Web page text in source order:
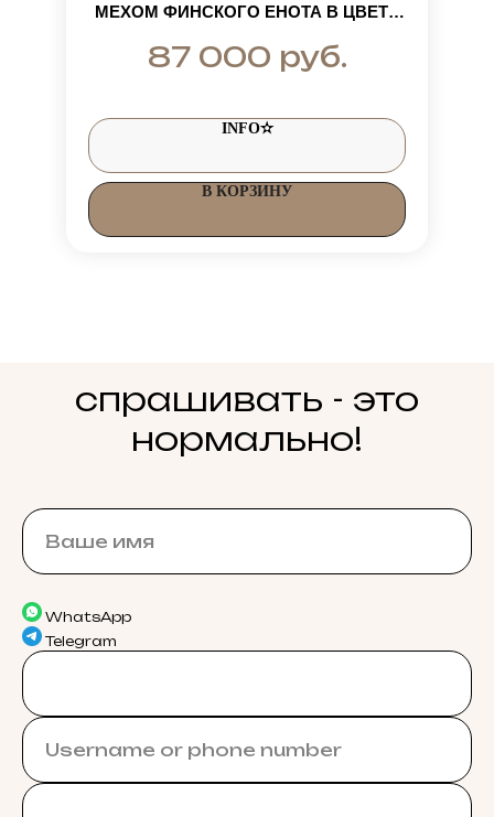
МЕХОМ ФИНСКОГО ЕНОТА В ЦВЕТЕ
87 000 руб.
INFO✫
В КОРЗИНУ
спрашивать - это
нормально!
WhatsApp
Telegram